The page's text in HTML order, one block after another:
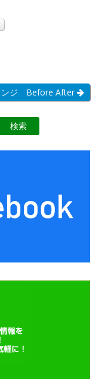
ンジ Before After